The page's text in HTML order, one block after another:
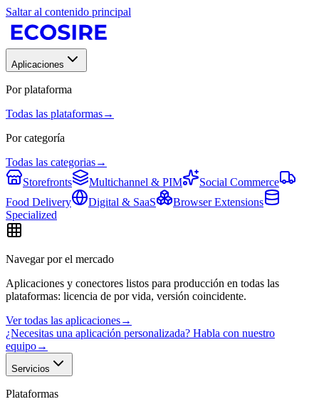
Saltar al contenido principal
Aplicaciones
Por plataforma
Todas las plataformas→
Por categoría
Todas las categorias→
Storefronts
Multichannel & PIM
Social Commerce
Food Delivery
Digital & SaaS
Browser Extensions
Specialized
Navegar por el mercado
Aplicaciones y conectores listos para producción en todas las
plataformas: licencia de por vida, versión coincidente.
Ver todas las aplicaciones→
¿Necesitas una aplicación personalizada? Habla con nuestro
equipo→
Servicios
Plataformas